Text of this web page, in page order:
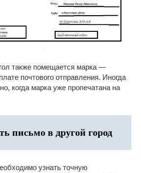
также помещается марка —
почтового отправления. Иногда
когда марка уже пропечатана на
письмо в другой город
узнать точную